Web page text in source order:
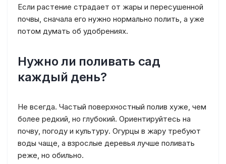
Если растение страдает от жары и пересушенной
почвы, сначала его нужно нормально полить, а уже
потом думать об удобрениях.
Нужно ли поливать сад
каждый день?
Не всегда. Частый поверхностный полив хуже, чем
более редкий, но глубокий. Ориентируйтесь на
почву, погоду и культуру. Огурцы в жару требуют
воды чаще, а взрослые деревья лучше поливать
реже, но обильно.